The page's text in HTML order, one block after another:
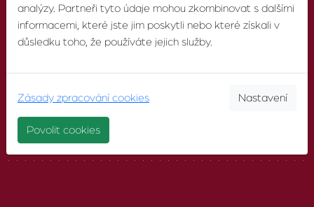
O nás
Náš tým
Volná pracovní místa
analýzy. Partneři tyto údaje mohou zkombinovat s dalšími
informacemi, které jste jim poskytli nebo které získali v
důsledku toho, že používáte jejich služby.
Zásady zpracování cookies Nastavení
Povolit cookies